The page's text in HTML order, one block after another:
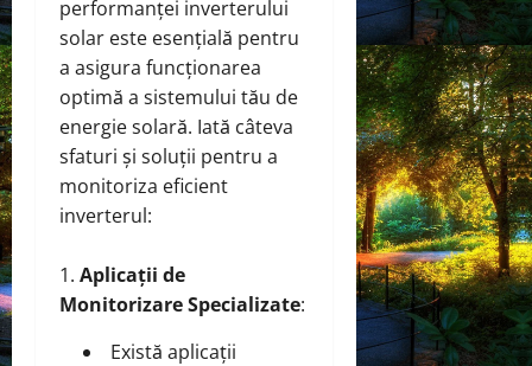
performanței inverterului
solar este esențială pentru
a asigura funcționarea
optimă a sistemului tău de
energie solară. Iată câteva
sfaturi și soluții pentru a
monitoriza eficient
inverterul:
Aplicații de
Monitorizare Specializate:
Există aplicații